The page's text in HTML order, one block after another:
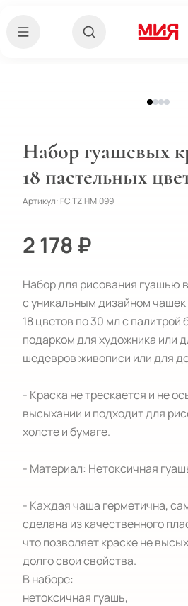
Набор гуашевых
18 пастельных
Артикул: FC.TZ.HM.099
2 178 ₽
Набор для рисования гуашью
c уникальным дизайном
18 цветов по 30 мл с
подарком для художника или
шедевров живописи или для
- Краска не трескается и не
высыхании и подходит для
холсте и бумаге.
- Материал: Нетоксичная
- Каждая чаша герметична,
сделана из качественного
что позволяет краске не
долго свои свойства.
В наборе:
нетоксичная гуашь,